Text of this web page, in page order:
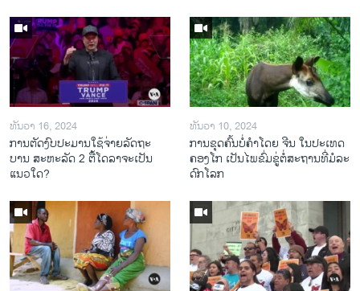
ທັນວາ 16, 2024
ການ​ຕັດ​ງົບ​ປະ​ມານ​ໃຊ້​ຈ່າຍ​ລັດ​ຖະ​
ບານ ສະ​ຫະ​ລັດ 2 ຕື້​ໂດ​ລາ​ຈະ​ເປັນ​
ແນວ​ໃດ?
ທັນວາ 10, 2024
ການ​ຂຸດ​ຄົ້ນ​ບໍ່​ຄຳ​ໂດຍ ຈີນ ໃນ​ປະ​ເທດ
ຄອງ​ໂກ ເປັນ​ໄພ​ຂົ່ມ​ຂູ່​ຕໍ່​ສະ​ຖານ​ທີ່​ມໍ​ລະ​
ດົກ​ໂລກ​